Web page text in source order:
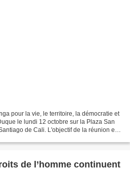
pour la vie, le territoire, la démocratie et
le lundi 12 octobre sur la Plaza San
de Cali. L'objectif de la réunion est
de l’homme continuent